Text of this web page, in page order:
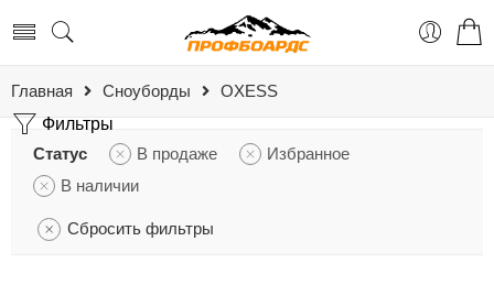
Главная Сноуборды OXESS
Фильтры
Статус В продаже
Избранное
В наличии
Сбросить фильтры